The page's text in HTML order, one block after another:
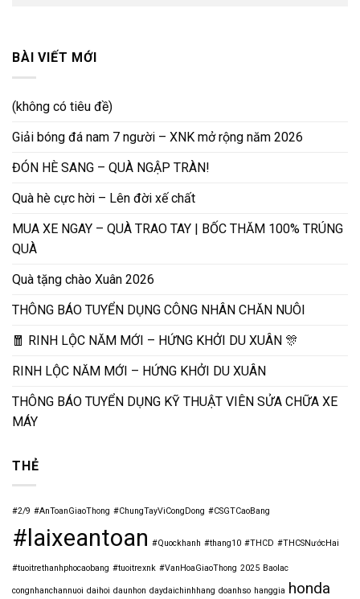
BÀI VIẾT MỚI
(không có tiêu đề)
Giải bóng đá nam 7 người – XNK mở rộng năm 2026
ĐÓN HÈ SANG – QUÀ NGẬP TRÀN!
Quà hè cực hời – Lên đời xế chất
MUA XE NGAY – QUÀ TRAO TAY | BỐC THĂM 100% TRÚNG
QUÀ
Quà tặng chào Xuân 2026
THÔNG BÁO TUYỂN DỤNG CÔNG NHÂN CHĂN NUÔI
🧧 RINH LỘC NĂM MỚI – HỨNG KHỞI DU XUÂN 🎊
RINH LỘC NĂM MỚI – HỨNG KHỞI DU XUÂN
THÔNG BÁO TUYỂN DỤNG KỸ THUẬT VIÊN SỬA CHỮA XE
MÁY
THẺ
#2/9 #AnToanGiaoThong #ChungTayViCongDong #CSGTCaoBang
#laixeantoan #Quockhanh #thang10 #THCD #THCSNướcHai
#tuoitrethanhphocaobang #tuoitrexnk #VanHoaGiaoThong 2025 Baolac
congnhanchannuoi daihoi daunhon daydaichinhhang doanhso hanggia honda